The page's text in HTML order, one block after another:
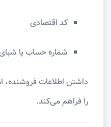
کد اقتصادی
شماره حساب یا
داشتن اطلاعات فروشنده،
را فراهم می‌کند.